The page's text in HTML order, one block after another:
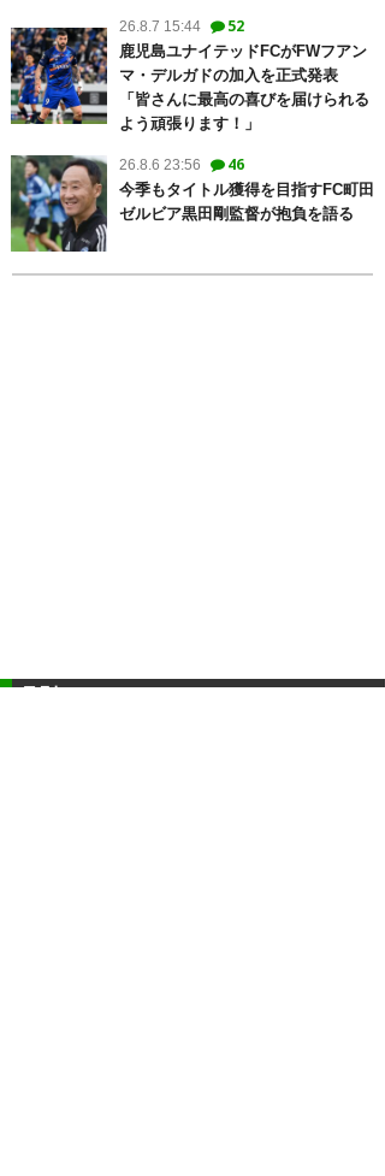
26.8.7 15:44 52
鹿児島ユナイテッドFCがFWフアン
マ・デルガドの加入を正式発表
「皆さんに最高の喜びを届けられる
よう頑張ります！」
26.8.6 23:56 46
今季もタイトル獲得を目指すFC町田
ゼルビア黒田剛監督が抱負を語る